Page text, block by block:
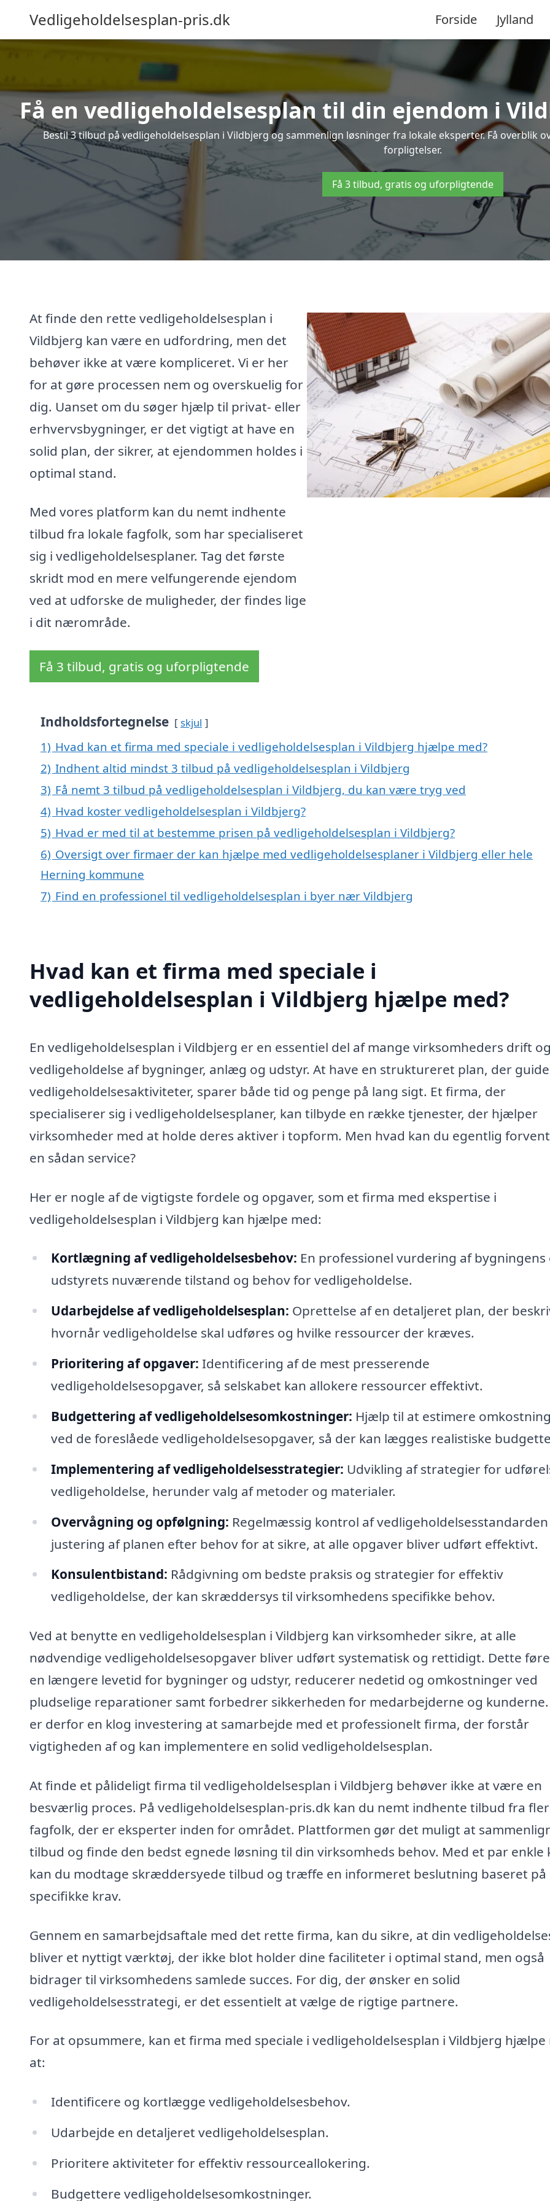
Vedligeholdelsesplan-pris.dk Forside Jylland
Få en vedligeholdelsesplan til din ejendom i
Bestil 3 tilbud på vedligeholdelsesplan i Vildbjerg og sammenlign løsninger fra lokale eksperter. Få overblik
forpligtelser.
Få 3 tilbud, gratis og uforpligtende
At finde den rette vedligeholdelsesplan i
Vildbjerg kan være en udfordring, men det
behøver ikke at være kompliceret. Vi er her
for at gøre processen nem og overskuelig for
dig. Uanset om du søger hjælp til privat- eller
erhvervsbygninger, er det vigtigt at have en
solid plan, der sikrer, at ejendommen holdes i
optimal stand.
Med vores platform kan du nemt indhente
tilbud fra lokale fagfolk, som har specialiseret
sig i vedligeholdelsesplaner. Tag det første
skridt mod en mere velfungerende ejendom
ved at udforske de muligheder, der findes lige
i dit nærområde.
Få 3 tilbud, gratis og uforpligtende
Indholdsfortegnelse skjul
1) Hvad kan et firma med speciale i vedligeholdelsesplan i Vildbjerg hjælpe med?
2) Indhent altid mindst 3 tilbud på vedligeholdelsesplan i Vildbjerg
3) Få nemt 3 tilbud på vedligeholdelsesplan i Vildbjerg, du kan være tryg ved
4) Hvad koster vedligeholdelsesplan i Vildbjerg?
5) Hvad er med til at bestemme prisen på vedligeholdelsesplan i Vildbjerg?
6) Oversigt over firmaer der kan hjælpe med vedligeholdelsesplaner i Vildbjerg eller hele
Herning kommune
7) Find en professionel til vedligeholdelsesplan i byer nær Vildbjerg
Hvad kan et firma med speciale i
vedligeholdelsesplan i Vildbjerg hjælpe med?
En vedligeholdelsesplan i Vildbjerg er en essentiel del af mange virksomheders drift
vedligeholdelse af bygninger, anlæg og udstyr. At have en struktureret plan, der
vedligeholdelsesaktiviteter, sparer både tid og penge på lang sigt. Et firma, der
specialiserer sig i vedligeholdelsesplaner, kan tilbyde en række tjenester, der hjælper
virksomheder med at holde deres aktiver i topform. Men hvad kan du egentlig
en sådan service?
Her er nogle af de vigtigste fordele og opgaver, som et firma med ekspertise i
vedligeholdelsesplan i Vildbjerg kan hjælpe med:
Kortlægning af vedligeholdelsesbehov: En professionel vurdering af bygningens
udstyrets nuværende tilstand og behov for vedligeholdelse.
Udarbejdelse af vedligeholdelsesplan: Oprettelse af en detaljeret plan, der
hvornår vedligeholdelse skal udføres og hvilke ressourcer der kræves.
Prioritering af opgaver: Identificering af de mest presserende
vedligeholdelsesopgaver, så selskabet kan allokere ressourcer effektivt.
Budgettering af vedligeholdelsesomkostninger: Hjælp til at estimere
ved de foreslåede vedligeholdelsesopgaver, så der kan lægges realistiske
Implementering af vedligeholdelsesstrategier: Udvikling af strategier for
vedligeholdelse, herunder valg af metoder og materialer.
Overvågning og opfølgning: Regelmæssig kontrol af
justering af planen efter behov for at sikre, at alle opgaver bliver udført effektivt.
Konsulentbistand: Rådgivning om bedste praksis og strategier for effektiv
vedligeholdelse, der kan skræddersys til virksomhedens specifikke behov.
Ved at benytte en vedligeholdelsesplan i Vildbjerg kan virksomheder sikre, at alle
nødvendige vedligeholdelsesopgaver bliver udført systematisk og rettidigt. Dette
en længere levetid for bygninger og udstyr, reducerer nedetid og omkostninger ved
pludselige reparationer samt forbedrer sikkerheden for medarbejderne og
er derfor en klog investering at samarbejde med et professionelt firma, der forstår
vigtigheden af og kan implementere en solid vedligeholdelsesplan.
At finde et pålideligt firma til vedligeholdelsesplan i Vildbjerg behøver ikke at være en
besværlig proces. På vedligeholdelsesplan-pris.dk kan du nemt indhente tilbud fra
fagfolk, der er eksperter inden for området. Plattformen gør det muligt at
tilbud og finde den bedst egnede løsning til din virksomheds behov. Med et par enkle
kan du modtage skræddersyede tilbud og træffe en informeret beslutning baseret på
specifikke krav.
Gennem en samarbejdsaftale med det rette firma, kan du sikre, at din
bliver et nyttigt værktøj, der ikke blot holder dine faciliteter i optimal stand, men også
bidrager til virksomhedens samlede succes. For dig, der ønsker en solid
vedligeholdelsesstrategi, er det essentielt at vælge de rigtige partnere.
For at opsummere, kan et firma med speciale i vedligeholdelsesplan i Vildbjerg hjælpe
at:
Identificere og kortlægge vedligeholdelsesbehov.
Udarbejde en detaljeret vedligeholdelsesplan.
Prioritere aktiviteter for effektiv ressourceallokering.
Budgettere vedligeholdelsesomkostninger.